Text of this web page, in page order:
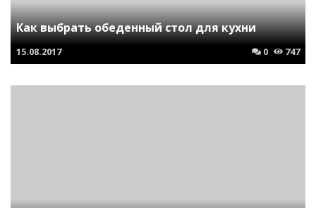
Как выбрать обеденный стол для кухни
15.08.2017 0 747